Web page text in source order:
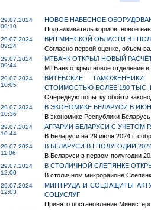
29.07.2024
09:10
НОВОЕ НАВЕСНОЕ
Подталкиватель кормов, новое
29.07.2024
09:24
ВРП МИНСКОЙ ОБЛАСТИ В I
Согласно первой оценке, объем
29.07.2024
09:44
МТБАНК ОТКРЫЛ НОВЫЙ
МТБанк открыл новое отделение
29.07.2024
10:05
ВИТЕБСКИЕ ТАМОЖЕННИКИ
СТОИМОСТЬЮ БОЛЕЕ 190 ТЫС.
Очередную попытку обойти
29.07.2024
10:36
В ЭКОНОМИКЕ БЕЛАРУСИ В
В экономике Республики
29.07.2024
10:44
АГРАРИИ БЕЛАРУСИ С УЧЕТОМ
В Беларуси на 29 июля 2024 г.
29.07.2024
11:06
В БЕЛАРУСИ В I ПОЛУГОДИИ
В Беларуси в первом полугодии
29.07.2024
12:00
В СТОЛИЧНОЙ СЛЕПЯНКЕ
В столичном микрорайоне
29.07.2024
12:03
МИНТРУДА И СОЦЗАЩИТЫ
СОЦУСЛУГ
Принято постановление